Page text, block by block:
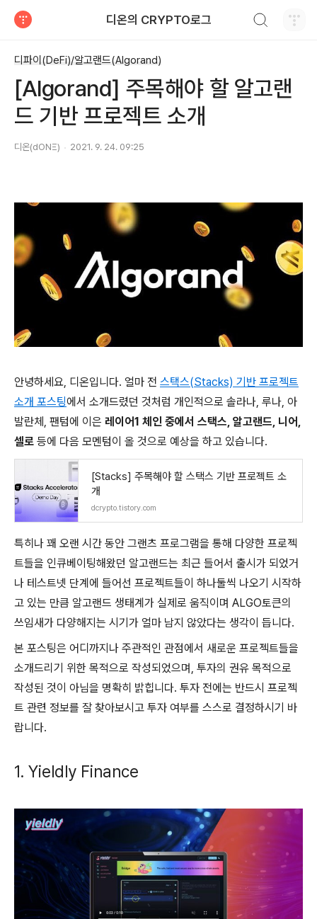
디온의 CRYPTO로그
디파이(DeFi)/알고랜드(Algorand)
[Algorand] 주목해야 할 알고랜
드 기반 프로젝트 소개
디온(dONΞ) 2021. 9. 24. 09:25
안녕하세요, 디온입니다. 얼마 전 스택스(Stacks) 기반 프로젝트
소개 포스팅에서 소개드렸던 것처럼 개인적으로 솔라나, 루나, 아
발란체, 팬텀에 이은 레이어1 체인 중에서 스택스, 알고랜드, 니어,
셀로 등에 다음 모멘텀이 올 것으로 예상을 하고 있습니다.
[Stacks] 주목해야 할 스택스 기반 프로젝트 소
개
dcrypto.tistory.com
특히나 꽤 오랜 시간 동안 그랜츠 프로그램을 통해 다양한 프로젝
트들을 인큐베이팅해왔던 알고랜드는 최근 들어서 출시가 되었거
나 테스트넷 단계에 들어선 프로젝트들이 하나둘씩 나오기 시작하
고 있는 만큼 알고랜드 생태계가 실제로 움직이며 ALGO토큰의
쓰임새가 다양해지는 시기가 얼마 남지 않았다는 생각이 듭니다.
본 포스팅은 어디까지나 주관적인 관점에서 새로운 프로젝트들을
소개드리기 위한 목적으로 작성되었으며, 투자의 권유 목적으로
작성된 것이 아님을 명확히 밝힙니다. 투자 전에는 반드시 프로젝
트 관련 정보를 잘 찾아보시고 투자 여부를 스스로 결정하시기 바
랍니다.
1. Yieldly Finance